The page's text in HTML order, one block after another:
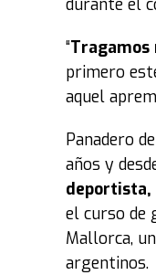
durante el
“Tragamos
primero
aquel
Panadero
años y
deportista,
el curso de
Mallorca,
argentinos.